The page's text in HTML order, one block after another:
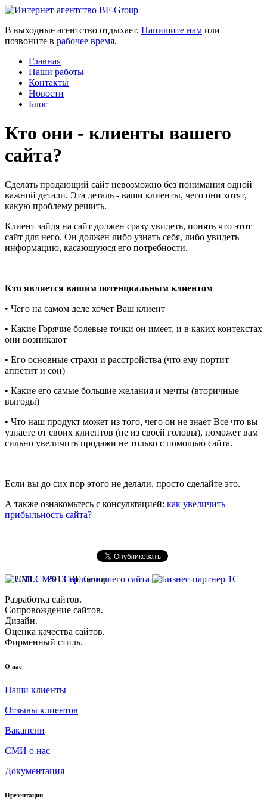
В выходные агентство отдыхает. Напишите нам или
позвоните в рабочее время.
Главная
Наши работы
Контакты
Новости
Блог
Кто они - клиенты вашего
сайта?
Сделать продающий сайт невозможно без понимания одной
важной детали. Эта деталь - ваши клиенты, чего они хотят,
какую проблему решить.
Клиент зайдя на сайт должен сразу увидеть, понять что этот
сайт для него. Он должен либо узнать себя, либо увидеть
информацию, касающуюся его потребности.
Кто является вашим потенциальным клиентом
• Чего на самом деле хочет Ваш клиент
• Какие Горячие болевые точки он имеет, и в каких контекстах
они возникают
• Его основные страхи и расстройства (что ему портит
аппетит и сон)
• Какие его самые большие желания и мечты (вторичные
выгоды)
• Что наш продукт может из того, чего он не знает Все что вы
узнаете от своих клиентов (не из своей головы), поможет вам
сильно увеличить продажи не только с помощью сайта.
Если вы до сих пор этого не делали, просто сделайте это.
А также ознакомьтесь с консультацией: как увеличить
прибыльность сайта?
© 2011 — 2013 BF-Group
Разработка сайтов.
Сопровождение сайтов.
Дизайн.
Оценка качества сайтов.
Фирменный стиль.
О нас
Наши клиенты
Отзывы клиентов
Вакансии
СМИ о нас
Документация
Презентации